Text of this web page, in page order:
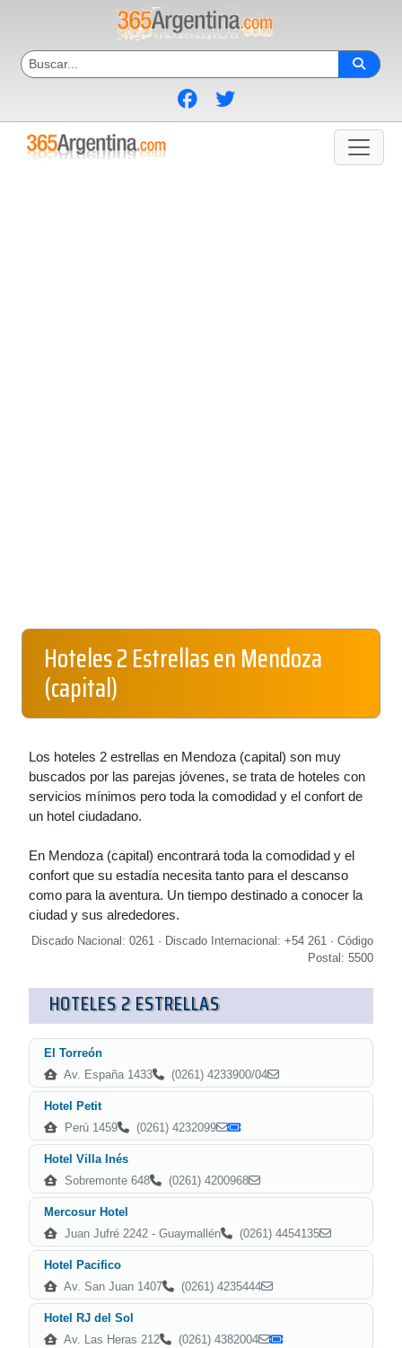
Hoteles 2 Estrellas en Mendoza
(capital)
Los hoteles 2 estrellas en Mendoza (capital) son muy
buscados por las parejas jóvenes, se trata de hoteles con
servicios mínimos pero toda la comodidad y el confort de
un hotel ciudadano.
En Mendoza (capital) encontrará toda la comodidad y el
confort que su estadía necesita tanto para el descanso
como para la aventura. Un tiempo destinado a conocer la
ciudad y sus alrededores.
Discado Nacional: 0261 · Discado Internacional: +54 261 · Código
Postal: 5500
HOTELES 2 ESTRELLAS
El Torreón
Av. España 1433
(0261) 4233900/04
Hotel Petit
Perú 1459
(0261) 4232099
Hotel Villa Inés
Sobremonte 648
(0261) 4200968
Mercosur Hotel
Juan Jufré 2242 - Guaymallén
(0261) 4454135
Hotel Pacifico
Av. San Juan 1407
(0261) 4235444
Hotel RJ del Sol
Av. Las Heras 212
(0261) 4382004